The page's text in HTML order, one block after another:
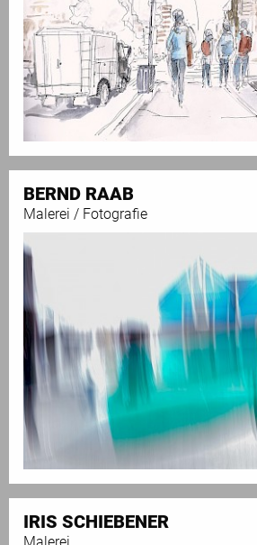
BERND RAAB
Malerei / Fotografie
IRIS SCHIEBENER